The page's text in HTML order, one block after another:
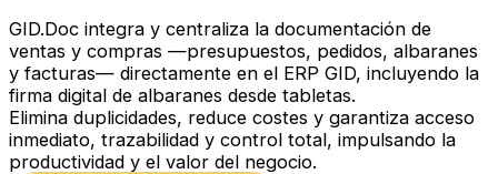
GID.Doc integra y centraliza la documentación de
ventas y compras —presupuestos, pedidos, albaranes
y facturas— directamente en el ERP GID, incluyendo la
firma digital de albaranes desde tabletas.
Elimina duplicidades, reduce costes y garantiza acceso
inmediato, trazabilidad y control total, impulsando la
productividad y el valor del negocio.